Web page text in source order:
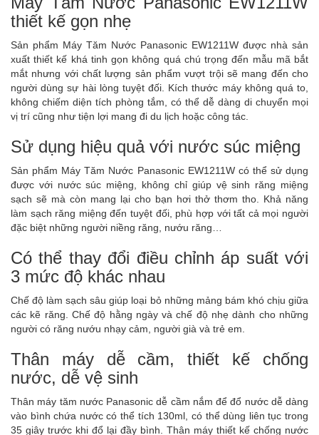
thiết kế gọn nhẹ
Sản phẩm Máy Tăm Nước Panasonic EW1211W được nhà sản
xuất thiết kế khá tinh gọn không quá chú trọng đến mẫu mã bắt
mắt nhưng với chất lượng sản phẩm vượt trội sẽ mang đến cho
người dùng sự hài lòng tuyệt đối. Kích thước máy không quá to,
không chiếm diện tích phòng tắm, có thể dễ dàng di chuyển mọi
vị trí cũng như tiện lợi mang đi du lịch hoặc công tác.
Sử dụng hiệu quả với nước súc miệng
Sản phẩm Máy Tăm Nước Panasonic EW1211W có thể sử dụng
được với nước súc miệng, không chỉ giúp vệ sinh răng miệng
sạch sẽ mà còn mang lại cho bạn hơi thở thơm tho. Khả năng
làm sạch răng miệng đến tuyệt đối, phù hợp với tất cả mọi người
đặc biệt những người niềng răng, nướu răng…
Có thể thay đổi điều chỉnh áp suất với
3 mức độ khác nhau
Chế độ làm sạch sâu giúp loại bỏ những mảng bám khó chịu giữa
các kẽ răng. Chế độ hằng ngày và chế độ nhẹ dành cho những
người có răng nướu nhạy cảm, người già và trẻ em.
Thân máy dễ cầm, thiết kế chống
nước, dễ vệ sinh
Thân máy tăm nước Panasonic dễ cầm nắm để đổ nước dễ dàng
vào bình chứa nước có thể tích 130ml, có thể dùng liên tục trong
35 giây trước khi đổ lại đầy bình. Thân máy thiết kế chống nước